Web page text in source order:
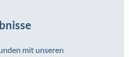
mit unseren